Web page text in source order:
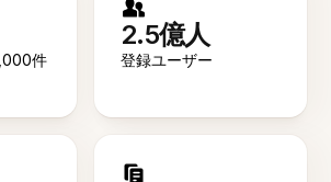
件
2.5億人
登録ユーザー